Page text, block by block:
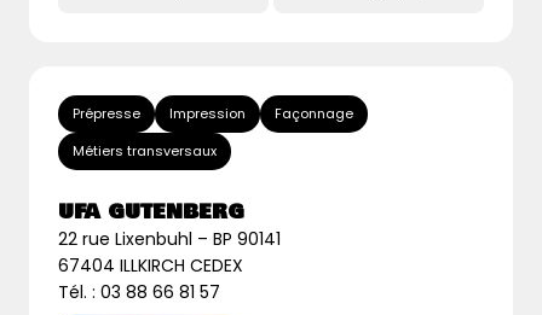
Prépresse Impression
Façonnage
Métiers transversaux
UFA GUTENBERG
22 rue Lixenbuhl – BP 90141
67404 ILLKIRCH CEDEX
Tél. : 03 88 66 81 57